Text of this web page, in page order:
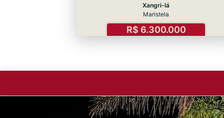
Xangri-lá
Maristela
R$ 6.300.000